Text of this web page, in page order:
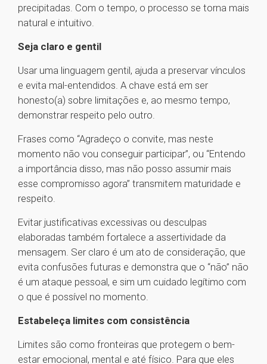
precipitadas. Com o tempo, o processo se torna mais
natural e intuitivo.
Seja claro e gentil
Usar uma linguagem gentil, ajuda a preservar vínculos
e evita mal-entendidos. A chave está em ser
honesto(a) sobre limitações e, ao mesmo tempo,
demonstrar respeito pelo outro.
Frases como “Agradeço o convite, mas neste
momento não vou conseguir participar”, ou “Entendo
a importância disso, mas não posso assumir mais
esse compromisso agora” transmitem maturidade e
respeito.
Evitar justificativas excessivas ou desculpas
elaboradas também fortalece a assertividade da
mensagem. Ser claro é um ato de consideração, que
evita confusões futuras e demonstra que o “não” não
é um ataque pessoal, e sim um cuidado legítimo com
o que é possível no momento.
Estabeleça limites com consistência
Limites são como fronteiras que protegem o bem-
estar emocional, mental e até físico. Para que eles